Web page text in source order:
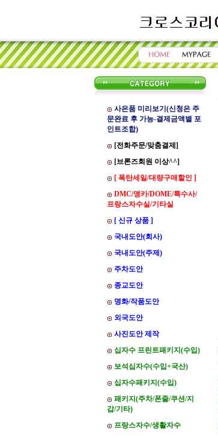
사은품 미리보기(신청은 주
문완료 후 가능-결제금액별 포
인트조합)
[전화주문/맞춤결제]
[브론즈회원 이상^^]
[ 폭탄세일/대량구매할인 ]
DMC/앵카/DOME/특수사/
프랑스자수실/기타실
[ 신규 상품 ]
국내도안(회사)
국내도안(주제)
주차도안
종교도안
명화/작품도안
외국도안
사진도안 제작
십자수 프린트패키지(수입)
보석십자수(수입+국산)
십자수패키지(수입)
패키지(주차/폰줄/쿠션/지
갑/기타)
프랑스자수/생활자수